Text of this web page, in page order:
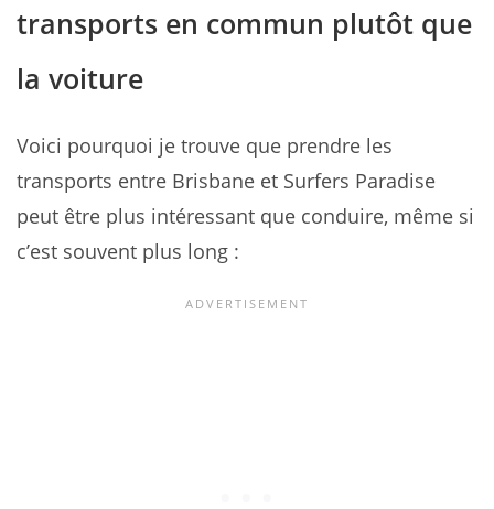
transports en commun plutôt que
la voiture
Voici pourquoi je trouve que prendre les
transports entre Brisbane et Surfers Paradise
peut être plus intéressant que conduire, même si
c’est souvent plus long :